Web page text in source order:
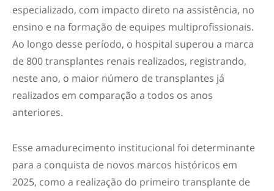
especializado, com impacto direto na assistência, no
ensino e na formação de equipes multiprofissionais.
Ao longo desse período, o hospital superou a marca
de 800 transplantes renais realizados, registrando,
neste ano, o maior número de transplantes já
realizados em comparação a todos os anos
anteriores.
Esse amadurecimento institucional foi determinante
para a conquista de novos marcos históricos em
2025, como a realização do primeiro transplante de